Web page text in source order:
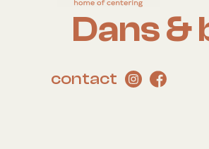
Dans &
contact